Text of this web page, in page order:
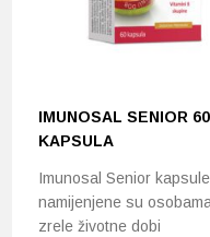
IMUNOSAL SENIOR 60
KAPSULA
Imunosal Senior kapsule
namijenjene su osobama
zrele životne dobi